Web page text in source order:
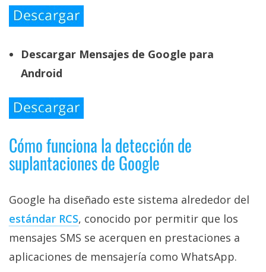
Descargar Mensajes de Google para
Android
Cómo funciona la detección de
suplantaciones de Google
Google ha diseñado este sistema alrededor del
estándar RCS‎, conocido por permitir que los
mensajes SMS se acerquen en prestaciones a
aplicaciones de mensajería como WhatsApp.